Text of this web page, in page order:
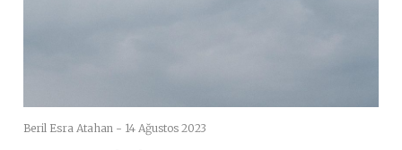
Beril Esra Atahan - 14 Ağustos 2023